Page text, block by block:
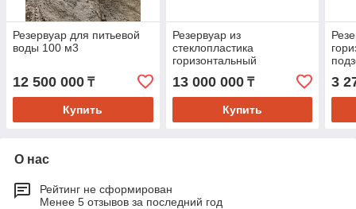
Резервуар для питьевой
воды 100 м3
12 500 000 ₸
Купить
Резервуар из
стеклопластика
горизонтальный
подземный для питьевой
воды 100 м3
13 000 000₸
Купить
3
О нас
Рейтинг не сформирован
Менее 5 отзывов за последний год